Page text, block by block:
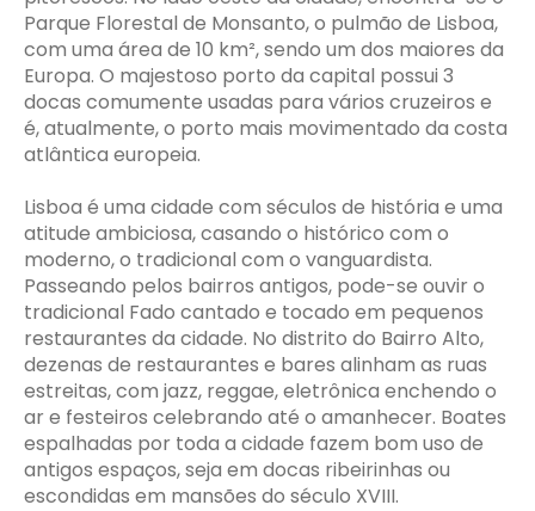
Parque Florestal de Monsanto, o pulmão de Lisboa,
com uma área de 10 km², sendo um dos maiores da
Europa. O majestoso porto da capital possui 3
docas comumente usadas para vários cruzeiros e
é, atualmente, o porto mais movimentado da costa
atlântica europeia.
Lisboa é uma cidade com séculos de história e uma
atitude ambiciosa, casando o histórico com o
moderno, o tradicional com o vanguardista.
Passeando pelos bairros antigos, pode-se ouvir o
tradicional Fado cantado e tocado em pequenos
restaurantes da cidade. No distrito do Bairro Alto,
dezenas de restaurantes e bares alinham as ruas
estreitas, com jazz, reggae, eletrônica enchendo o
ar e festeiros celebrando até o amanhecer. Boates
espalhadas por toda a cidade fazem bom uso de
antigos espaços, seja em docas ribeirinhas ou
escondidas em mansões do século XVIII.